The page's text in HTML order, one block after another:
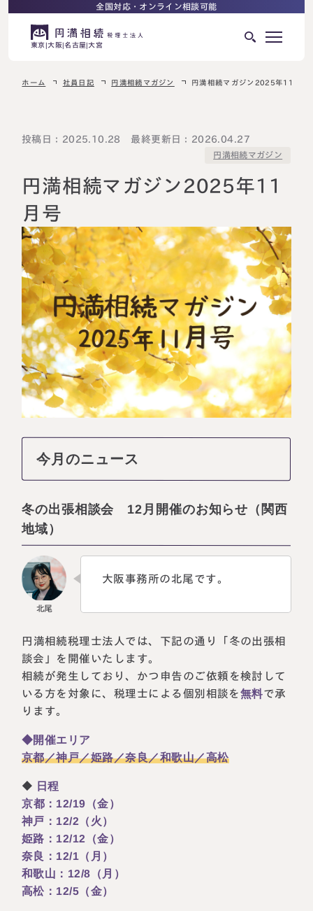
全国対応・オンライン相談可能
東京 大阪 名古屋 大宮
相続ロードマップ
ご相談の流れ
選ばれる理由
よくある質問
相続を学ぶ
相続税申告について
ご相談の流れ
料金表
相続に備えたい方へ
生前対策相談について
相続税試算について
料金表
選ばれる理由
お客様の声
私たちについて
選ばれる理由
税理士紹介
法人情報
東京事務所
〒107-0062
東京都港区南青山一丁目2番6号
ラティス青山スクエア2階
Access
相続について学ぶ
相続コラム
セミナー
円満相続塾（受講生募集中）
ホーム 社員日記 円満相続マガジン 円満相続マガジン2025年11月号
投稿日：2025.10.28 最終更新日：2026.04.27
円満相続マガジン
円満相続マガジン2025年11
月号
今月のニュース
冬の出張相談会 12月開催のお知らせ（関西
地域）
大阪事務所の北尾です。
円満相続税理士法人では、下記の通り「冬の出張相
談会」を開催いたします。
相続が発生しており、かつ申告のご依頼を検討して
いる方を対象に、税理士による個別相談を無料で承
ります。
◆開催エリア
京都／神戸／姫路／奈良／和歌山／高松
◆ 日程
京都：12/19（金）
神戸：12/2（火）
姫路：12/12（金）
奈良：12/1（月）
和歌山：12/8（月）
高松：12/5（金）